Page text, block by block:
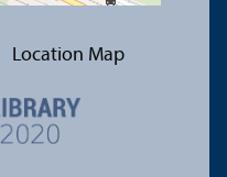
Location Map